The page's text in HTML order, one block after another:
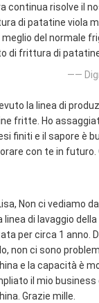
continua risolve il
di patatine viola
del normale
di frittura di
——
la linea di
fritte. Ho
finiti e il sapore è
con te in futuro.
Non ci vediamo
linea di lavaggio
per circa 1 anno.
non ci sono
e la capacità è
il mio business
Grazie mille.